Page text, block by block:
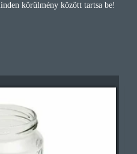
körülmény között tartsa be!